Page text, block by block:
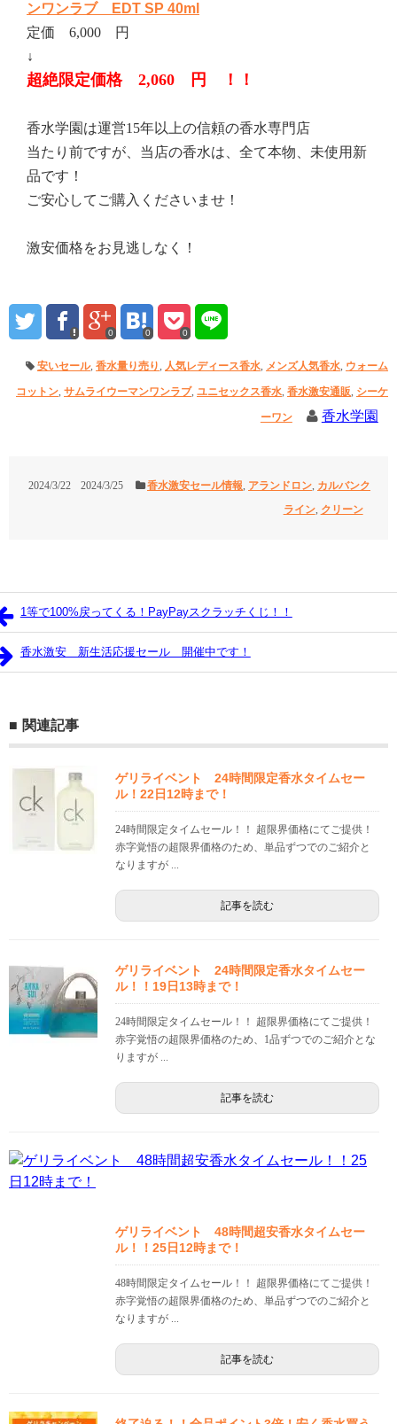
ンワンラブ EDT SP 40ml
定価 6,000 円
↓
超絶限定価格 2,060 円 ！！
香水学園は運営15年以上の信頼の香水専門店
当たり前ですが、当店の香水は、全て本物、未使用新
品です！
ご安心してご購入くださいませ！
激安価格をお見逃しなく！
0 0 0
安いセール, 香水量り売り, 人気レディース香水, メンズ人気香水, ウォーム
コットン, サムライウーマンワンラブ, ユニセックス香水, 香水激安通販, シーケ
ーワン 香水学園
2024/3/22 2024/3/25 香水激安セール情報, アランドロン, カルバンク
ライン, クリーン
1等で100%戻ってくる！PayPayスクラッチくじ！！
香水激安 新生活応援セール 開催中です！
関連記事
ゲリライベント 24時間限定香水タイムセー
ル！22日12時まで！
24時間限定タイムセール！！ 超限界価格にてご提供！
赤字覚悟の超限界価格のため、単品ずつでのご紹介と
なりますが ...
記事を読む
ゲリライベント 24時間限定香水タイムセー
ル！！19日13時まで！
24時間限定タイムセール！！ 超限界価格にてご提供！
赤字覚悟の超限界価格のため、1品ずつでのご紹介とな
りますが ...
記事を読む
ゲリライベント 48時間超安香水タイムセー
ル！！25日12時まで！
48時間限定タイムセール！！ 超限界価格にてご提供！
赤字覚悟の超限界価格のため、単品ずつでのご紹介と
なりますが ...
記事を読む